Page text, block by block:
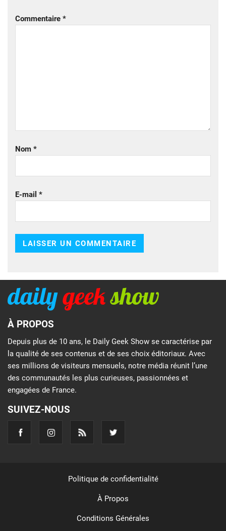
Commentaire *
Nom *
E-mail *
À PROPOS
Depuis plus de 10 ans, le Daily Geek Show se caractérise par
la qualité de ses contenus et de ses choix éditoriaux. Avec
ses millions de visiteurs mensuels, notre média réunit l’une
des communautés les plus curieuses, passionnées et
engagées de France.
SUIVEZ-NOUS
Politique de confidentialité
À Propos
Conditions Générales